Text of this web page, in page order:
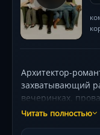
Архитектор-
захватывающий
вечеринках,
выходках друзей
Читать полностью